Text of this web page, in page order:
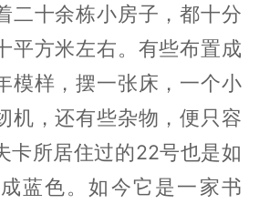
二十余栋小房子，都十分
平方米左右。有些布置成
模样，摆一张床，一个小
机，还有些杂物，便只容
卡所居住过的22号也是如
蓝色。如今它是一家书